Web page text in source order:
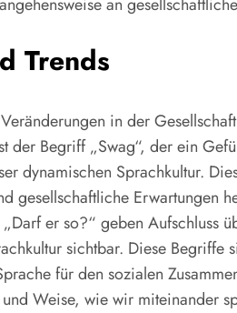
Trends
in der
Begriff „Swag“, der ein
dynamischen Sprachkultur.
gesellschaftliche Erwartungen
er so?“ geben
sichtbar. Diese
für den sozialen
Weise, wie wir miteinander